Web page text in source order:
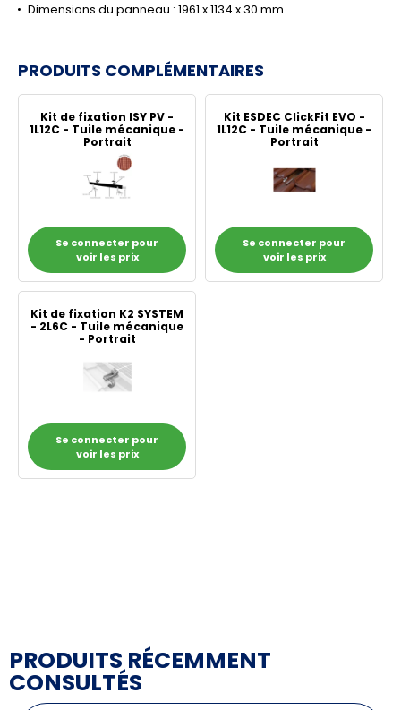
Dimensions du panneau : 1961 x 1134 x 30 mm
PRODUITS COMPLÉMENTAIRES
Kit de fixation ISY PV -
1L12C - Tuile mécanique -
Portrait
Se connecter pour
voir les prix
Kit ESDEC ClickFit EVO -
1L12C - Tuile mécanique -
Portrait
Se connecter pour
voir les prix
Kit de fixation K2 SYSTEM
- 2L6C - Tuile mécanique
- Portrait
Se connecter pour
voir les prix
PRODUITS RÉCEMMENT
CONSULTÉS